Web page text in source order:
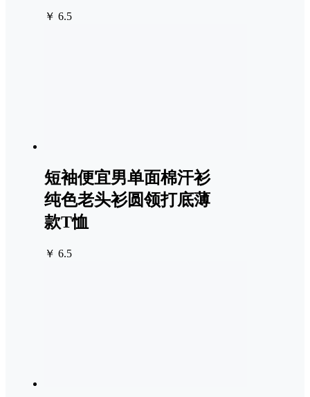
￥ 6.5
短袖便宜男单面棉汗衫
纯色老头衫圆领打底薄
款T恤
￥ 6.5